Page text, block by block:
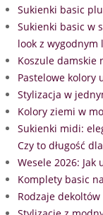
Sukienki basic
Sukienki basic w
look z wygodnym
Koszule damskie
Pastelowe kolory
Stylizacja w
Kolory ziemi w
Sukienki midi:
Czy to długość
Wesele 2026: Jak
Komplety basic
Rodzaje